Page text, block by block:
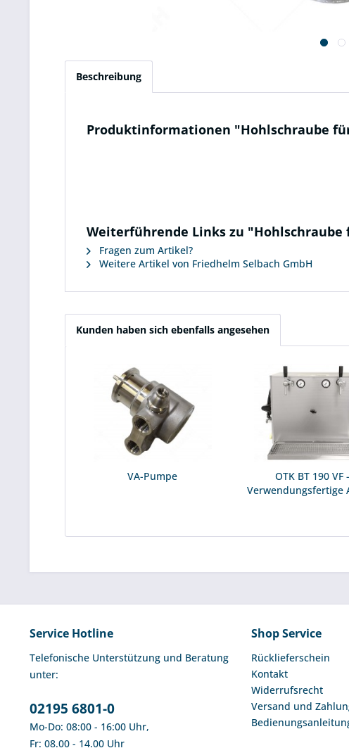
Beschreibung
Produktinformationen "Hohlschraube
Weiterführende Links zu "Hohlschraube
Fragen zum Artikel?
Weitere Artikel von Friedhelm Selbach GmbH
Kunden haben sich ebenfalls angesehen
VA-Pumpe
OTK BT 190 VF -
Verwendungsfertige
Service Hotline
Telefonische Unterstützung und Beratung
unter:
02195 6801-0
Mo-Do: 08:00 - 16:00 Uhr,
Fr: 08.00 - 14.00 Uhr
Shop Service
Rücklieferschein
Kontakt
Widerrufsrecht
Versand und